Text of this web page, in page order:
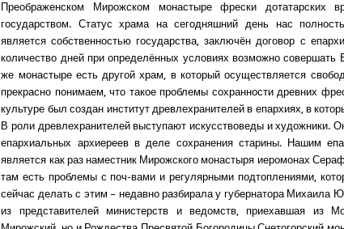
Преображенском Мирожском монастыре фрески дотатарских
государством. Статус храма на сегодняшний день нас
является собственностью государства, заключён договор с
количество дней при определённых условиях возможно совершать
же монастыре есть другой храм, в который осуществляется
прекрасно понимаем, что такое проблемы сохранности древних
культуре был создан институт древлехранителей в епархиях, в
В роли древлехранителей выступают искусствоведы и художники.
епархиальных архиереев в деле сохранения старины. Нашим
является как раз наместник Мирожского монастыря иеромонах
там есть проблемы с поч-вами и регулярными подтоплениями,
сейчас делать с этим – недавно разбирала у губернатора Михаила
из представителей министерств и ведомств, приехавшая из